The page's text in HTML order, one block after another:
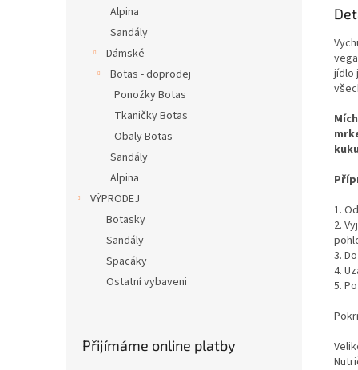
Alpina
Sandály
Dámské
Botas - doprodej
Ponožky Botas
Tkaničky Botas
Obaly Botas
Sandály
Alpina
VÝPRODEJ
Botasky
Sandály
Spacáky
Ostatní vybaveni
Přijímáme online platby
jídlo
1.
2.
3.
4.
5.